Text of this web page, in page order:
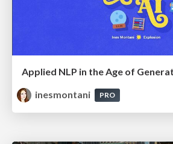
Applied NLP in the Age of
inesmontani
PRO